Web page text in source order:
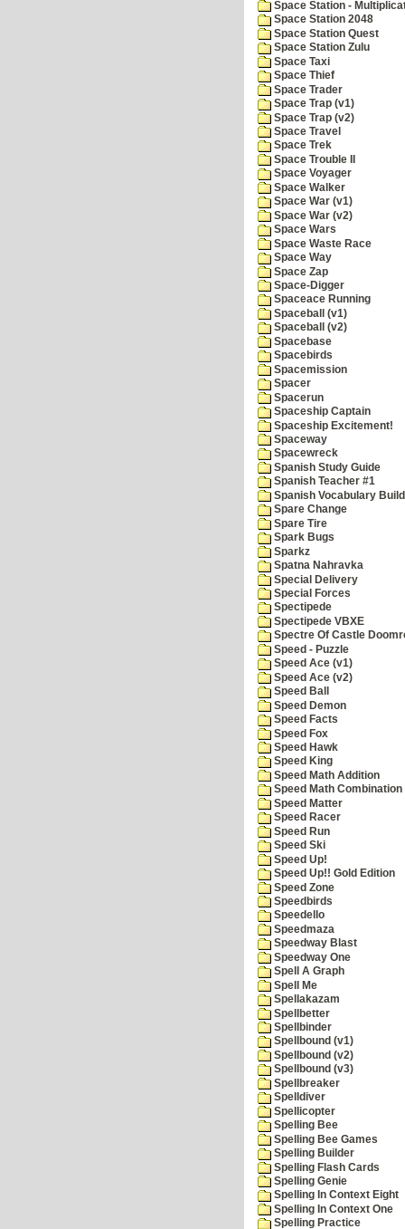
Space Station -
Space Station 2048
Space Station Quest
Space Station Zulu
Space Taxi
Space Thief
Space Trader
Space Trap (v1)
Space Trap (v2)
Space Travel
Space Trek
Space Trouble II
Space Voyager
Space Walker
Space War (v1)
Space War (v2)
Space Wars
Space Waste Race
Space Way
Space Zap
Space-Digger
Spaceace Running
Spaceball (v1)
Spaceball (v2)
Spacebase
Spacebirds
Spacemission
Spacer
Spacerun
Spaceship Captain
Spaceship Excitement!
Spaceway
Spacewreck
Spanish Study Guide
Spanish Teacher #1
Spanish Vocabulary
Spare Change
Spare Tire
Spark Bugs
Sparkz
Spatna Nahravka
Special Delivery
Special Forces
Spectipede
Spectipede VBXE
Spectre Of Castle
Speed - Puzzle
Speed Ace (v1)
Speed Ace (v2)
Speed Ball
Speed Demon
Speed Facts
Speed Fox
Speed Hawk
Speed King
Speed Math Addition
Speed Math Combination
Speed Matter
Speed Racer
Speed Run
Speed Ski
Speed Up!
Speed Up!! Gold Edition
Speed Zone
Speedbirds
Speedello
Speedmaza
Speedway Blast
Speedway One
Spell A Graph
Spell Me
Spellakazam
Spellbetter
Spellbinder
Spellbound (v1)
Spellbound (v2)
Spellbound (v3)
Spellbreaker
Spelldiver
Spellicopter
Spelling Bee
Spelling Bee Games
Spelling Builder
Spelling Flash Cards
Spelling Genie
Spelling In Context Eight
Spelling In Context One
Spelling Practice